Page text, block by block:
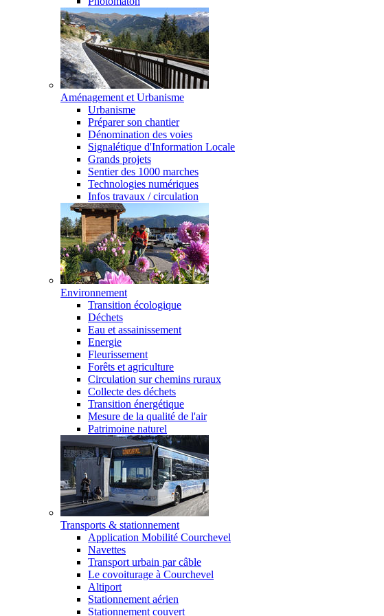
Aménagement et Urbanisme
Urbanisme
Préparer son chantier
Dénomination des voies
Signalétique d'Information Locale
Grands projets
Sentier des 1000 marches
Technologies numériques
Infos travaux / circulation
Environnement
Transition écologique
Déchets
Eau et assainissement
Energie
Fleurissement
Forêts et agriculture
Circulation sur chemins ruraux
Collecte des déchets
Transition énergétique
Mesure de la qualité de l'air
Patrimoine naturel
Transports & stationnement
Application Mobilité Courchevel
Navettes
Transport urbain par câble
Le covoiturage à Courchevel
Altiport
Stationnement aérien
Stationnement couvert